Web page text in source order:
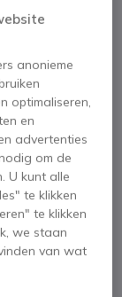
anonieme
optimaliseren,
en
advertenties
om de
U kunt alle
te klikken
te klikken
we staan
van wat